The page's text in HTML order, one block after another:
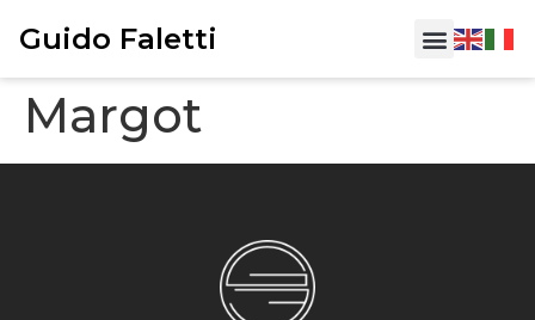
Guido Faletti
Margot